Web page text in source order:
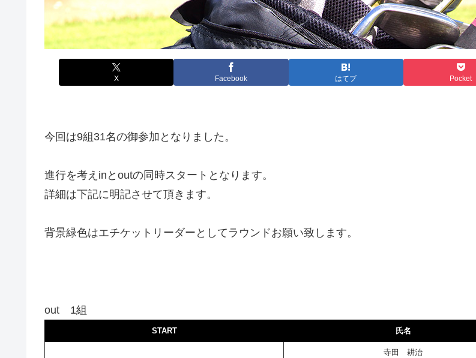
X Facebook はてブ Pocket
今回は9組31名の御参加となりました。
進行を考えinとoutの同時スタートとなります。
詳細は下記に明記させて頂きます。
背景緑色はエチケットリーダーとしてラウンドお願い致します。
out 1組
START 氏名
寺田 耕治